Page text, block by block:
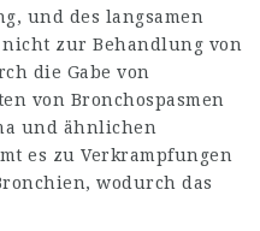
und des langsamen
zur Behandlung von
die Gabe von
von Bronchospasmen
und ähnlichen
es zu Verkrampfungen
wodurch das